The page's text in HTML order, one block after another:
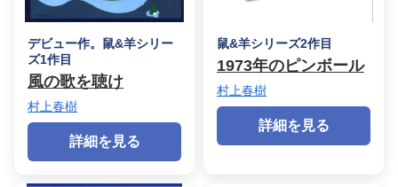
デビュー作。鼠&羊シリー
ズ1作目
風の歌を聴け
村上春樹
詳細を見る
鼠&羊シリーズ2作目
1973年のピンボール
村上春樹
詳細を見る